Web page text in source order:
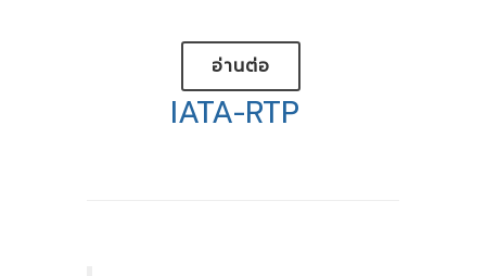
อ่านต่อ
IATA-RTP